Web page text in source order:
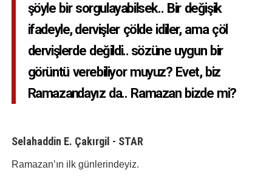
şöyle bir sorgulayabilsek.. Bir değişik
ifadeyle, dervişler çölde idiler, ama çöl
dervişlerde değildi.. sözüne uygun bir
görüntü verebiliyor muyuz? Evet, biz
Ramazandayız da.. Ramazan bizde mi?
Selahaddin E. Çakırgil - STAR
Ramazan’ın ilk günlerindeyiz.